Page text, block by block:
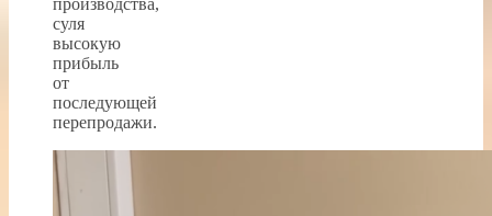
производства,
суля
высокую
прибыль
от
последующей
перепродажи.